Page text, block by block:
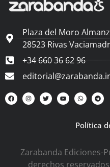
Plaza del Moro
28523 Rivas
+34 660 36 62 96
Política
Zarabanda Ediciones-
derechos